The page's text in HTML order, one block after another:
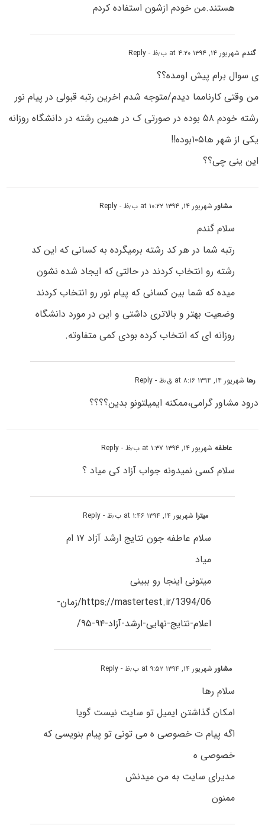
هستند.من خودم ازشون استفاده کردم
گندم شهریور ۱۴, ۱۳۹۴ at ۴:۲۰ ب٫ظ - Reply
ی سوال برام پیش اومده؟؟
من وقتی کارنامما دیدم/متوجه شدم اخرین رتبه قبولی در پیام نور
رشته خودم ۵۸ بوده در صورتی ک در همین رشته در دانشگاه روزانه
یکی از شهر ها۱۰۵بوده!!
این ینی چی؟؟
مشاورشهریور ۱۴, ۱۳۹۴ at ۱۰:۲۲ ب٫ظ - Reply
سلام گندم
رتبه شما در هر کد رشته برمیگرده به کسانی که این کد
رشته رو انتخاب کردند در حالتی که ایجاد شده نشون
میده که شما بین کسانی که پیام نور رو انتخاب کردند
وضعیت بهتر و بالاتری داشتی و این در مورد دانشگاه
روزانه ای که انتخاب کرده بودی کمی متفاوته.
رهاشهریور ۱۴, ۱۳۹۴ at ۸:۱۶ ق٫ظ - Reply
درود مشاور گرامی،ممکنه ایمیلتونو بدین؟؟؟؟
عاطفهشهریور ۱۴, ۱۳۹۴ at ۱:۳۷ ب٫ظ - Reply
سلام کسی نمیدونه جواب آزاد کی میاد ؟
میتراشهریور ۱۴, ۱۳۹۴ at ۱:۴۶ ب٫ظ - Reply
سلام عاطفه جون نتایج ارشد آزاد ۱۷ ام
میاد
میتونی اینجا رو ببینی
https://mastertest.ir/1394/06/زمان-
اعلام-نتایج-نهایی-ارشد-آزاد-۹۴-۹۵/
مشاورشهریور ۱۴, ۱۳۹۴ at ۹:۵۲ ب٫ظ - Reply
سلام رها
امکان گذاشتن ایمیل تو سایت نیست گویا
اگه پیام ت خصوصی ه می تونی تو پیام بنویسی که
خصوصی ه
مدیرای سایت به من میدنش
ممنون